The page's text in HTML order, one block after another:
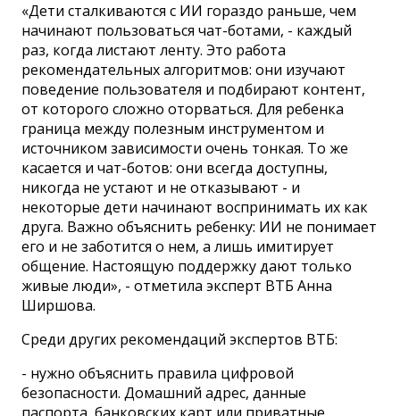
«Дети сталкиваются с ИИ гораздо раньше, чем
начинают пользоваться чат-ботами, - каждый
раз, когда листают ленту. Это работа
рекомендательных алгоритмов: они изучают
поведение пользователя и подбирают контент,
от которого сложно оторваться. Для ребенка
граница между полезным инструментом и
источником зависимости очень тонкая. То же
касается и чат-ботов: они всегда доступны,
никогда не устают и не отказывают - и
некоторые дети начинают воспринимать их как
друга. Важно объяснить ребенку: ИИ не понимает
его и не заботится о нем, а лишь имитирует
общение. Настоящую поддержку дают только
живые люди», - отметила эксперт ВТБ Анна
Ширшова.
Среди других рекомендаций экспертов ВТБ:
- нужно объяснить правила цифровой
безопасности. Домашний адрес, данные